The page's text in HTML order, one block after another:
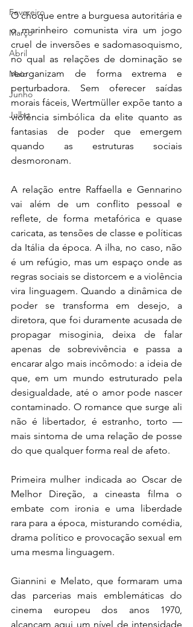
Fevereiro
Março
Abril
Maio
Junho
Julho
O choque entre a burguesa autoritária e
o marinheiro comunista vira um jogo
cruel de inversões e sadomasoquismo,
no qual as relações de dominação se
reorganizam de forma extrema e
perturbadora. Sem oferecer saídas
morais fáceis, Wertmüller expõe tanto a
violência simbólica da elite quanto as
fantasias de poder que emergem
quando as estruturas sociais
desmoronam.
A relação entre Raffaella e Gennarino
vai além de um conflito pessoal e
reflete, de forma metafórica e quase
caricata, as tensões de classe e políticas
da Itália da época. A ilha, no caso, não
é um refúgio, mas um espaço onde as
regras sociais se distorcem e a violência
vira linguagem. Quando a dinâmica de
poder se transforma em desejo, a
diretora, que foi duramente acusada de
propagar misoginia, deixa de falar
apenas de sobrevivência e passa a
encarar algo mais incômodo: a ideia de
que, em um mundo estruturado pela
desigualdade, até o amor pode nascer
contaminado. O romance que surge ali
não é libertador, é estranho, torto —
mais sintoma de uma relação de posse
do que qualquer forma real de afeto.
Primeira mulher indicada ao Oscar de
Melhor Direção, a cineasta filma o
embate com ironia e uma liberdade
rara para a época, misturando comédia,
drama político e provocação sexual em
uma mesma linguagem.
Giannini e Melato, que formaram uma
das parcerias mais emblemáticas do
cinema europeu dos anos 1970,
alcançam aqui um nível de intensidade